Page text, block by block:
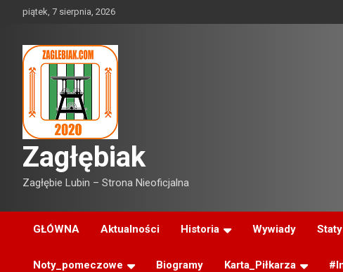
piątek, 7 sierpnia, 2026
Zagłębiak
Zagłębie Lubin – Strona Nieoficjalna
GŁÓWNA Aktualności Historia Wywiady
Noty_pomeczowe Biogramy Karta_Piłkarza